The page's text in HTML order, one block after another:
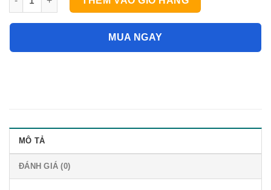
MUA NGAY
MÔ TẢ
ĐÁNH GIÁ (0)